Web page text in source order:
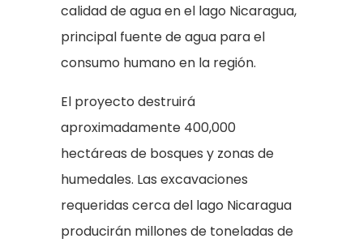
calidad de agua en el lago Nicaragua,
principal fuente de agua para el
consumo humano en la región.
El proyecto destruirá
aproximadamente 400,000
hectáreas de bosques y zonas de
humedales. Las excavaciones
requeridas cerca del lago Nicaragua
producirán millones de toneladas de